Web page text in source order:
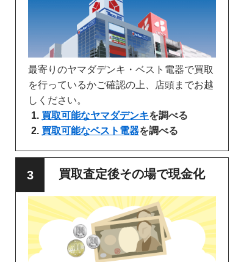
最寄りのヤマダデンキ・ベスト電器で買取
を行っているかご確認の上、店頭までお越
しください。
買取可能なヤマダデンキを調べる
買取可能なベスト電器を調べる
買取査定後その場で現金化